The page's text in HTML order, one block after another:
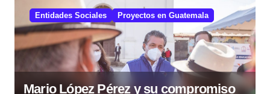
e
e
n
Entidades Sociales Proyectos en Guatemala
Mario López Pérez y su compromiso